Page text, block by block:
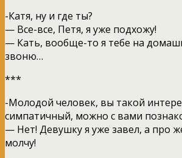
-Катя, ну и где ты?
— Все-все, Петя, я уже подхожу!
— Кать, вообще-то я тебе на
звоню…
***
-Молодой человек, вы такой
симпатичный, можно с вами
— Нет! Девушку я уже завел, а про
молчу!